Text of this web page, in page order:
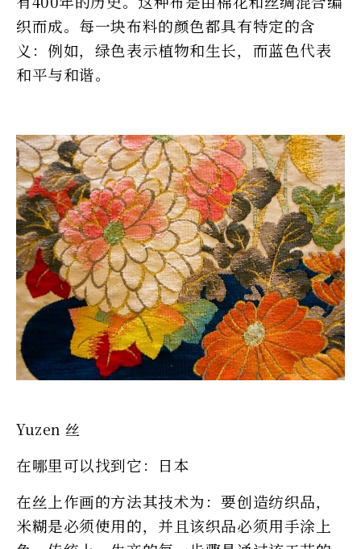
织而成。每一块布料的颜色都具有特定的含
义：例如，绿色表示植物和生长，而蓝色代表
和平与和谐。
Yuzen 丝
在哪里可以找到它：日本
在丝上作画的方法其技术为：要创造纺织品，
米糊是必须使用的，并且该织品必须用手涂上